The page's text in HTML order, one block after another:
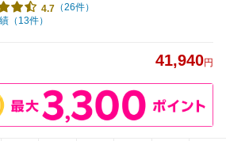
4.7 （26件）
（13件）
41,940円